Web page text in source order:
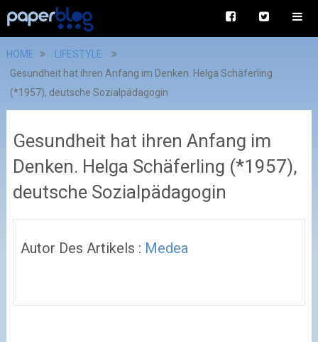
HOME
LIFESTYLE
Gesundheit hat ihren Anfang im Denken. Helga Schäferling
(*1957), deutsche Sozialpädagogin
Gesundheit hat ihren Anfang im
Denken. Helga Schäferling (*1957),
deutsche Sozialpädagogin
Autor Des Artikels : Medea